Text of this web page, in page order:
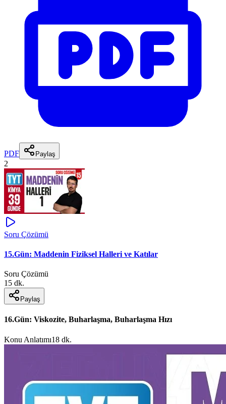
PDF Paylaş
2
Soru Çözümü
15.Gün: Maddenin Fiziksel Halleri ve Katılar
Soru Çözümü
15 dk.
Paylaş
16.Gün: Viskozite, Buharlaşma, Buharlaşma Hızı
Konu Anlatımı18 dk.